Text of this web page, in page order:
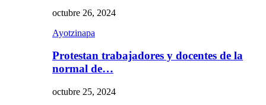
octubre 26, 2024
Ayotzinapa
Protestan trabajadores y docentes de la
normal de…
octubre 25, 2024